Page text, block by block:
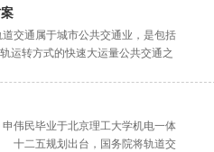
交通属于城市公共交通业，是包括
运转方式的快速大运量公共交通之
伟民毕业于北京理工大学机电一体
二五规划出台，国务院将轨道交